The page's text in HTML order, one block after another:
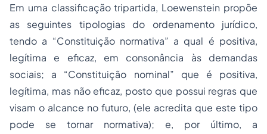
Em uma classificação tripartida, Loewenstein propõe
as seguintes tipologias do ordenamento jurídico,
tendo a “Constituição normativa” a qual é positiva,
legítima e eficaz, em consonância às demandas
sociais; a “Constituição nominal” que é positiva,
legítima, mas não eficaz, posto que possui regras que
visam o alcance no futuro, (ele acredita que este tipo
pode se tornar normativa); e, por último, a